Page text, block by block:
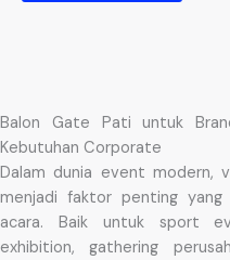
Balon Gate Pati untuk
Kebutuhan Corporate
Dalam dunia event modern,
menjadi faktor penting yang
acara. Baik untuk sport
exhibition, gathering